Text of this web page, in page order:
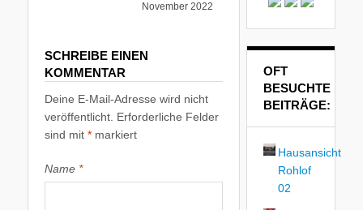
November 2022
SCHREIBE EINEN
KOMMENTAR
Deine E-Mail-Adresse wird nicht
veröffentlicht. Erforderliche Felder
sind mit *markiert
Name *
OFT
BESUCHTE
BEITRÄGE:
Hausansicht
Rohlof
02